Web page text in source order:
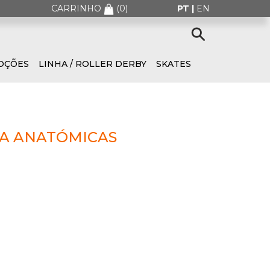
CARRINHO (0) PT | EN
LINHA / ROLLER DERBY SKATES
ANATÓMICAS